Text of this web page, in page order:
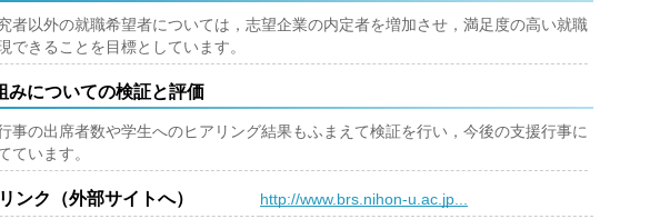
者以外の就職希望者については，志望企業の内定者を増加させ，満足度の高い就職
できることを目標としています。
みについての検証と評価
事の出席者数や学生へのヒアリング結果もふまえて検証を行い，今後の支援行事に
ています。
ンク（外部サイトへ） http://www.brs.nihon-u.ac.jp...